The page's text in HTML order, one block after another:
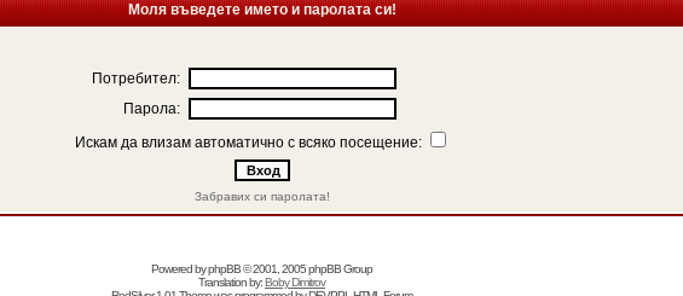
Моля въведете името и паролата си!
Потребител:
Парола:
Искам да влизам автоматично с всяко посещение:
Забравих си паролата!
Powered byphpBB© 2001, 2005 phpBB Group
Translation by:Boby Dimitrov